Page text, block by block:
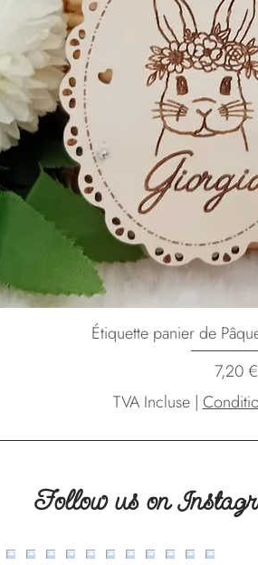
Étiquette panier de
Prix
7,20 €
TVA Incluse|
Follow us on